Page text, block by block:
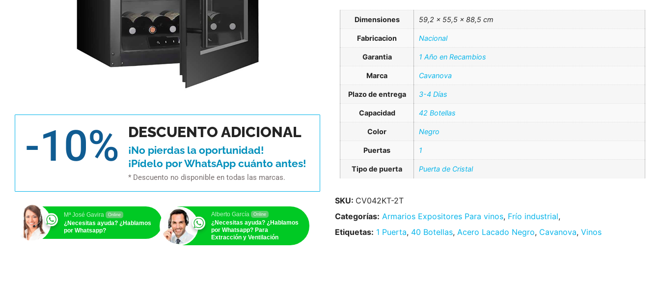
-10% DESCUENTO ADICIONAL
¡No pierdas la oportunidad!
¡Pídelo por WhatsApp cuánto antes!
* Descuento no disponible en todas las marcas.
Mª José Gavira Online
¿Necesitas ayuda? ¿Hablamos
por Whatsapp?
Alberto García Online
¿Necesitas ayuda? ¿Hablamos
por Whatsapp? Para
Extracción y Ventilación
Dimensiones 59,2 × 55,5 × 88,5 cm
Fabricacion Nacional
Garantia 1 Año en Recambios
Marca Cavanova
Plazo de entrega 3-4 Días
Capacidad 42 Botellas
Color Negro
Puertas 1
Tipo de puerta Puerta de Cristal
SKU: CV042KT-2T
Categorías: Armarios Expositores Para vinos, Frío industrial,
Etiquetas: 1 Puerta, 40 Botellas, Acero Lacado Negro, Cavanova, Vinos